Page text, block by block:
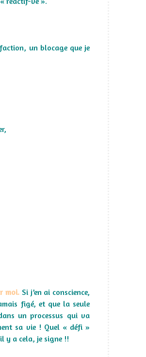
un blocage que je
moi. Si j’en ai conscience,
figé, et que la seule
un processus qui va
sa vie ! Quel « défi »
y a cela, je signe !!